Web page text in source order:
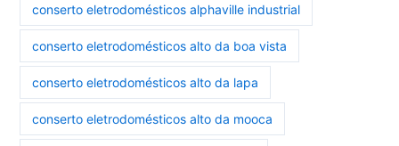
conserto eletrodomésticos alphaville industrial
conserto eletrodomésticos alto da boa vista
conserto eletrodomésticos alto da lapa
conserto eletrodomésticos alto da mooca